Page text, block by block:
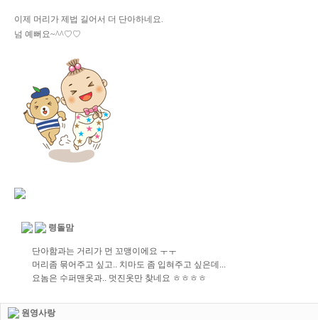
이제 머리가 제법 길어서 더 단아하네요.
넘 예뻐요~^^♡♡
령돌맘
단아함과는 거리가 먼 꼬맹이에요 ㅜㅜ
머리좀 묶어주고 싶고.. 치마도 좀 입혀주고 싶은데...
요놈은 수퍼맨옷과.. 멋진옷만 찾네요 ㅎㅎㅎㅎ
원영사랑